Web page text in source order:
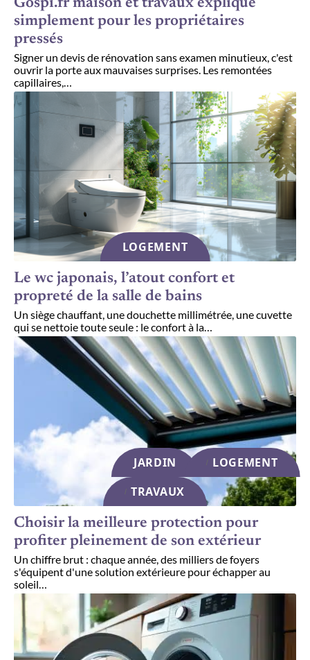
Gospi.fr maison et travaux expliqué
simplement pour les propriétaires
pressés
Signer un devis de rénovation sans examen minutieux, c'est
ouvrir la porte aux mauvaises surprises. Les remontées
capillaires,…
LOGEMENT
Le wc japonais, l’atout confort et
propreté de la salle de bains
Un siège chauffant, une douchette millimétrée, une cuvette
qui se nettoie toute seule : le confort à la…
JARDIN
LOGEMENT
TRAVAUX
Choisir la meilleure protection pour
profiter pleinement de son extérieur
Un chiffre brut : chaque année, des milliers de foyers
s'équipent d'une solution extérieure pour échapper au
soleil